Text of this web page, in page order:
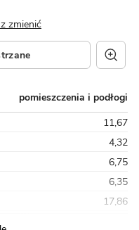
zmienić
pomieszczenia i podłogi
11,67
4,32
6,75
6,35
17,86